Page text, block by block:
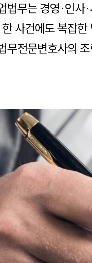
법무는 경영·인사
한 사건에도 복잡
무전문변호사의